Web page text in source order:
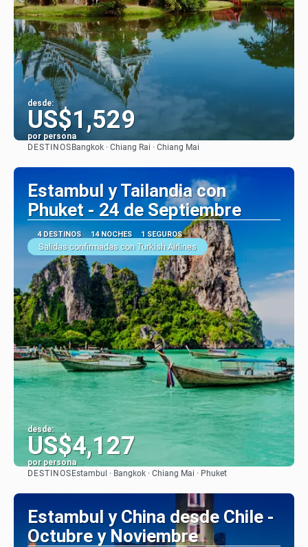
desde:
US$1,529
por persona
DESTINOS Bangkok · Chiang Rai · Chiang Mai
Estambul y Tailandia con
Phuket - 24 de Septiembre
4 DESTINOS 14 NOCHES 1 SEGUROS
Salidas confirmadas con Turkish Airlines
desde:
US$4,127
por persona
DESTINOS Estambul · Bangkok · Chiang Mai · Phuket
Estambul y China desde Chile -
Octubre y Noviembre